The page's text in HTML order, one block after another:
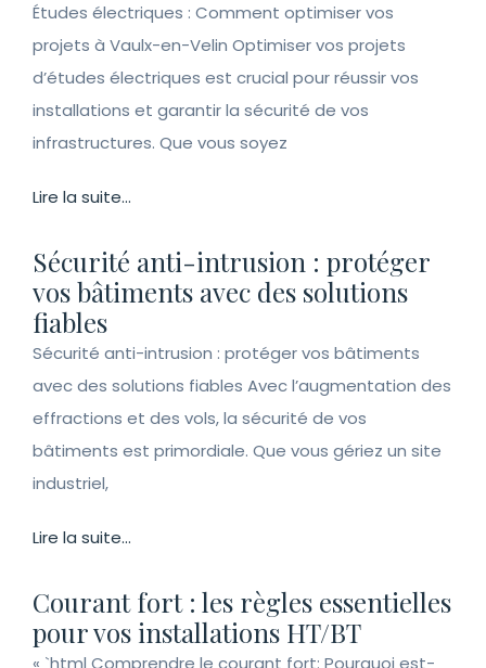
Études électriques : Comment optimiser vos
projets à Vaulx-en-Velin Optimiser vos projets
d’études électriques est crucial pour réussir vos
installations et garantir la sécurité de vos
infrastructures. Que vous soyez
Lire la suite...
Sécurité anti-intrusion : protéger
vos bâtiments avec des solutions
fiables
Sécurité anti-intrusion : protéger vos bâtiments
avec des solutions fiables Avec l’augmentation des
effractions et des vols, la sécurité de vos
bâtiments est primordiale. Que vous gériez un site
industriel,
Lire la suite...
Courant fort : les règles essentielles
pour vos installations HT/BT
« `html Comprendre le courant fort: Pourquoi est-